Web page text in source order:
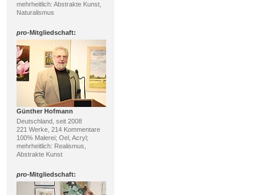
mehrheitlich: Abstrakte Kunst,
Naturalismus
pro-Mitgliedschaft:
Günther Hofmann
Deutschland, seit 2008
221 Werke, 214 Kommentare
100% Malerei; Oel, Acryl;
mehrheitlich: Realismus,
Abstrakte Kunst
pro-Mitgliedschaft: